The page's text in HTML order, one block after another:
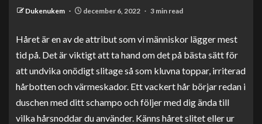
Dukenukem december 6, 2022 3 min read
Håret är en av de attribut som vi människor lägger mest
tid på. Det är viktigt att ta hand om det på bästa sätt för
att undvika onödigt slitage så som kluvna toppar, irriterad
hårbotten och värmeskador. Ett vackert hår börjar redan i
duschen med ditt schampo och följer med dig ända till
vilka hårsnoddar du använder. Känns håret slitet eller ur